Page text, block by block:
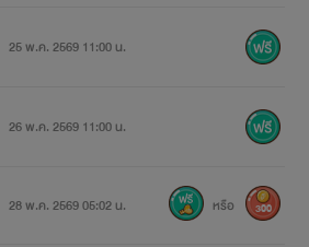
25 พ.ค. 2569 11:00 น.
26 พ.ค. 2569 11:00 น.
28 พ.ค. 2569 05:02 น. หรือ 300